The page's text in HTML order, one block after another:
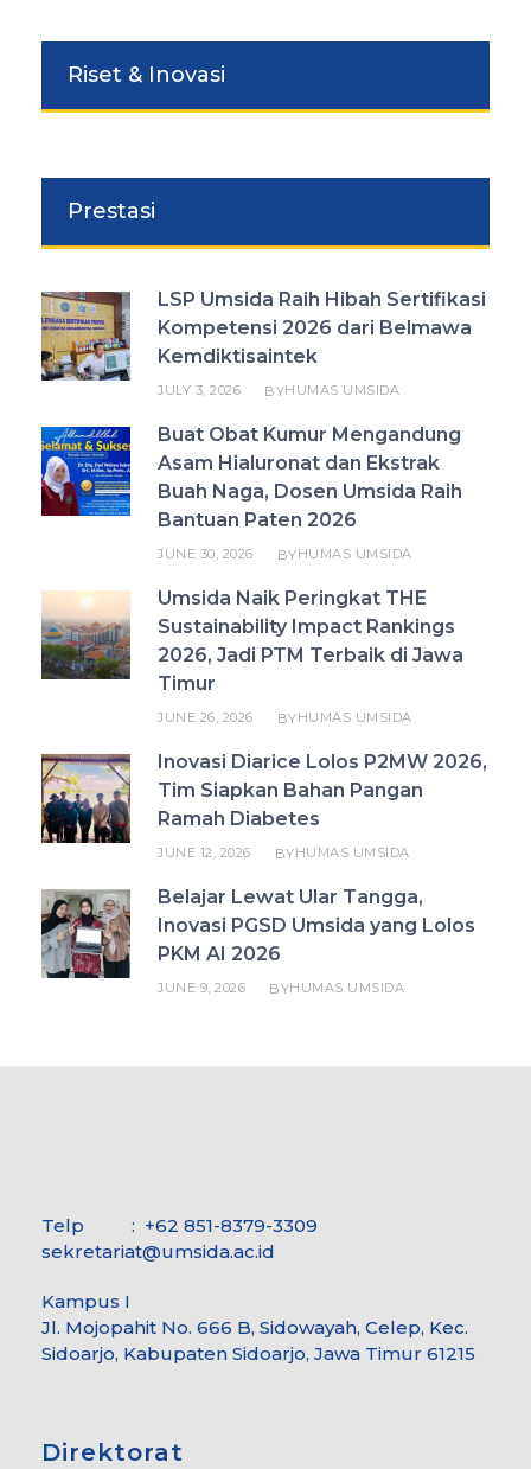
Riset & Inovasi
Prestasi
LSP Umsida Raih Hibah Sertifikasi
Kompetensi 2026 dari Belmawa
Kemdiktisaintek
JULY 3, 2026 BYHUMAS UMSIDA
Buat Obat Kumur Mengandung
Asam Hialuronat dan Ekstrak
Buah Naga, Dosen Umsida Raih
Bantuan Paten 2026
JUNE 30, 2026 BYHUMAS UMSIDA
Umsida Naik Peringkat THE
Sustainability Impact Rankings
2026, Jadi PTM Terbaik di Jawa
Timur
JUNE 26, 2026 BYHUMAS UMSIDA
Inovasi Diarice Lolos P2MW 2026,
Tim Siapkan Bahan Pangan
Ramah Diabetes
JUNE 12, 2026 BYHUMAS UMSIDA
Belajar Lewat Ular Tangga,
Inovasi PGSD Umsida yang Lolos
PKM AI 2026
JUNE 9, 2026 BYHUMAS UMSIDA
Telp : +62 851-8379-3309
sekretariat@umsida.ac.id
Kampus I
Jl. Mojopahit No. 666 B, Sidowayah, Celep, Kec.
Sidoarjo, Kabupaten Sidoarjo, Jawa Timur 61215
Direktorat